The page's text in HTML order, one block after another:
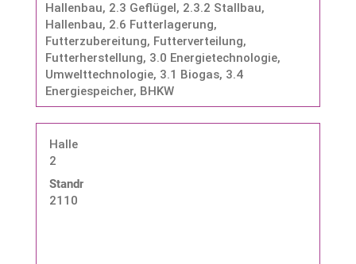
Hallenbau, 2.3 Geflügel, 2.3.2 Stallbau,
Hallenbau, 2.6 Futterlagerung,
Futterzubereitung, Futterverteilung,
Futterherstellung, 3.0 Energietechnologie,
Umwelttechnologie, 3.1 Biogas, 3.4
Energiespeicher, BHKW
Halle
2
Standnummer:
2110